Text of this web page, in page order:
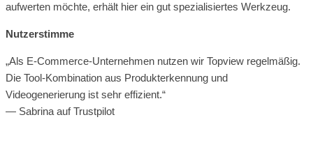
aufwerten möchte, erhält hier ein gut spezialisiertes Werkzeug.
Nutzerstimme
„Als E-Commerce-Unternehmen nutzen wir Topview regelmäßig.
Die Tool-Kombination aus Produkterkennung und
Videogenerierung ist sehr effizient.“
— Sabrina auf Trustpilot